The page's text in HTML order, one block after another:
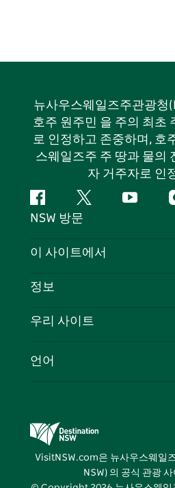
뉴사우스웨일즈주관광청
호주 원주민 을 주의 최초
로 인정하고 존중하며, 호
스웨일즈주 주 땅과 물의
자 거주자로 인
페
이
북
지
다
유
NSW 방문
문의하기
쿠키 고지
이 사이트에서
목적지
이벤트
정보
여행 정보
뉴사우스웨일즈주 의 사업
우리 사이트
뉴사우스웨일즈주관광청
어 센터
비비드 시드니(Vivid Sydney)
언어
VisitNSW.com은 뉴사우스웨일
NSW) 의 공식 관광